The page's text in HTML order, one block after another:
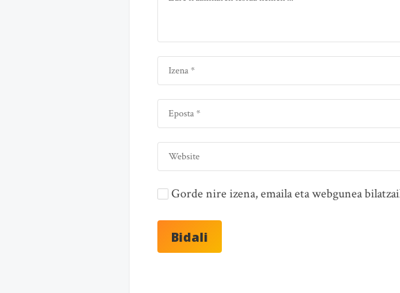
Gorde nire izena, emaila eta webgunea